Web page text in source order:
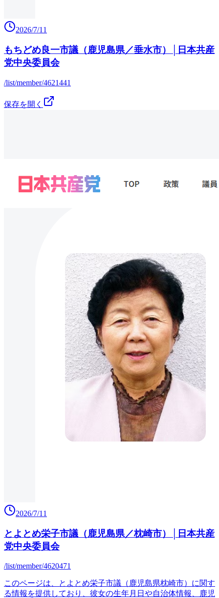
2026/7/11
もちどめ良一市議（鹿児島県／垂水市）│日本共産
党中央委員会
/list/member/4621441
保存を開く
2026/7/11
とよとめ栄子市議（鹿児島県／枕崎市）│日本共産
党中央委員会
/list/member/4620471
このページは、とよとめ栄子市議（鹿児島県枕崎市）に関す
る情報を提供しており、彼女の生年月日や自治体情報、鹿児